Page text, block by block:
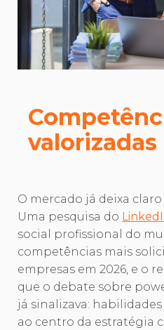
valorizadas
O mercado já deixa
Uma pesquisa do
social profissional do
competências mais
empresas em 2026, e o
que o debate sobre
já sinalizava:
ao centro da estratégia